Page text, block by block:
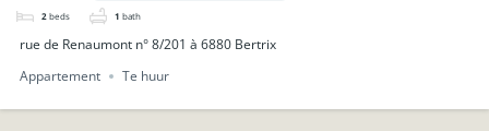
2 beds 1 bath
rue de Renaumont n° 8/201 à 6880 Bertrix
Appartement
Te huur